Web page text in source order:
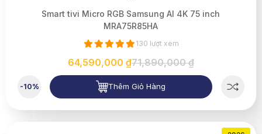
Smart tivi Micro RGB Samsung AI 4K 75 inch
MRA75R85HA
130 lượt xem
64,590,000 ₫71,890,000 ₫
-10% Thêm Giỏ Hàng